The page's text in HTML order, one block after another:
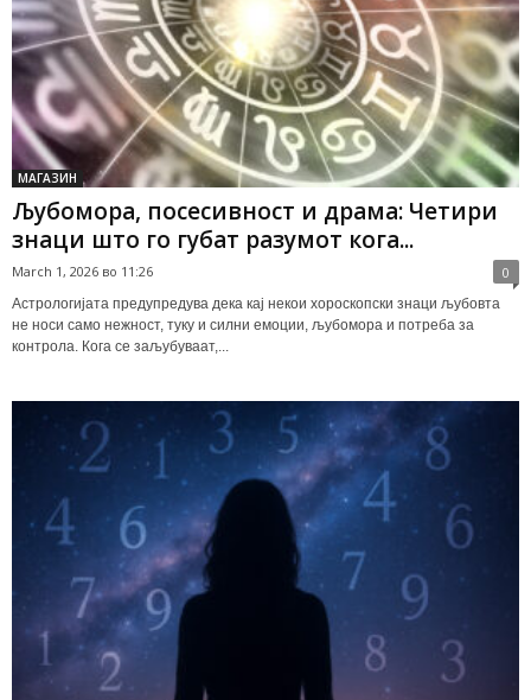
МАГАЗИН
Љубомора, посесивност и драма: Четири
знаци што го губат разумот кога...
March 1, 2026 во 11:26 0
Астрологијата предупредува дека кај некои хороскопски знаци љубовта
не носи само нежност, туку и силни емоции, љубомора и потреба за
контрола. Кога се заљубуваат,...